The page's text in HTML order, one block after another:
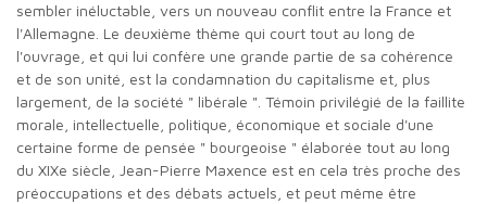
sembler inéluctable, vers un nouveau conflit entre la France et
l'Allemagne. Le deuxième thème qui court tout au long de
l'ouvrage, et qui lui confère une grande partie de sa cohérence
et de son unité, est la condamnation du capitalisme et, plus
largement, de la société " libérale ". Témoin privilégié de la faillite
morale, intellectuelle, politique, économique et sociale d'une
certaine forme de pensée " bourgeoise " élaborée tout au long
du XIXe siècle, Jean-Pierre Maxence est en cela très proche des
préoccupations et des débats actuels, et peut même être